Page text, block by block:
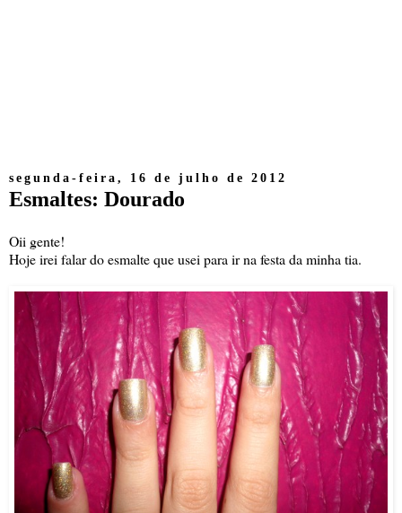
segunda-feira, 16 de julho de 2012
Esmaltes: Dourado
Oii gente!
Hoje irei falar do esmalte que usei para ir na festa da minha tia.